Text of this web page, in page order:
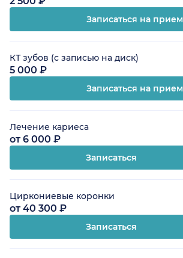
Записаться на прием
КТ зубов (с записью на диск)
5 000 ₽
Записаться на прием
Лечение кариеса
от 6 000 ₽
Записаться
Циркониевые коронки
от 40 300 ₽
Записаться